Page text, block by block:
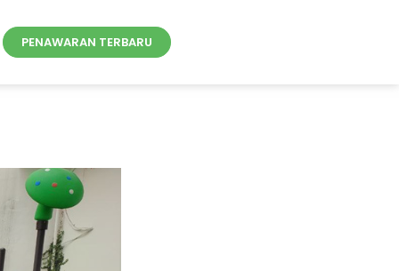
PENAWARAN TERBARU